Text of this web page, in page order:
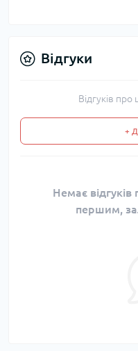
Відгуки
Відгуків
+
Немає
першим,